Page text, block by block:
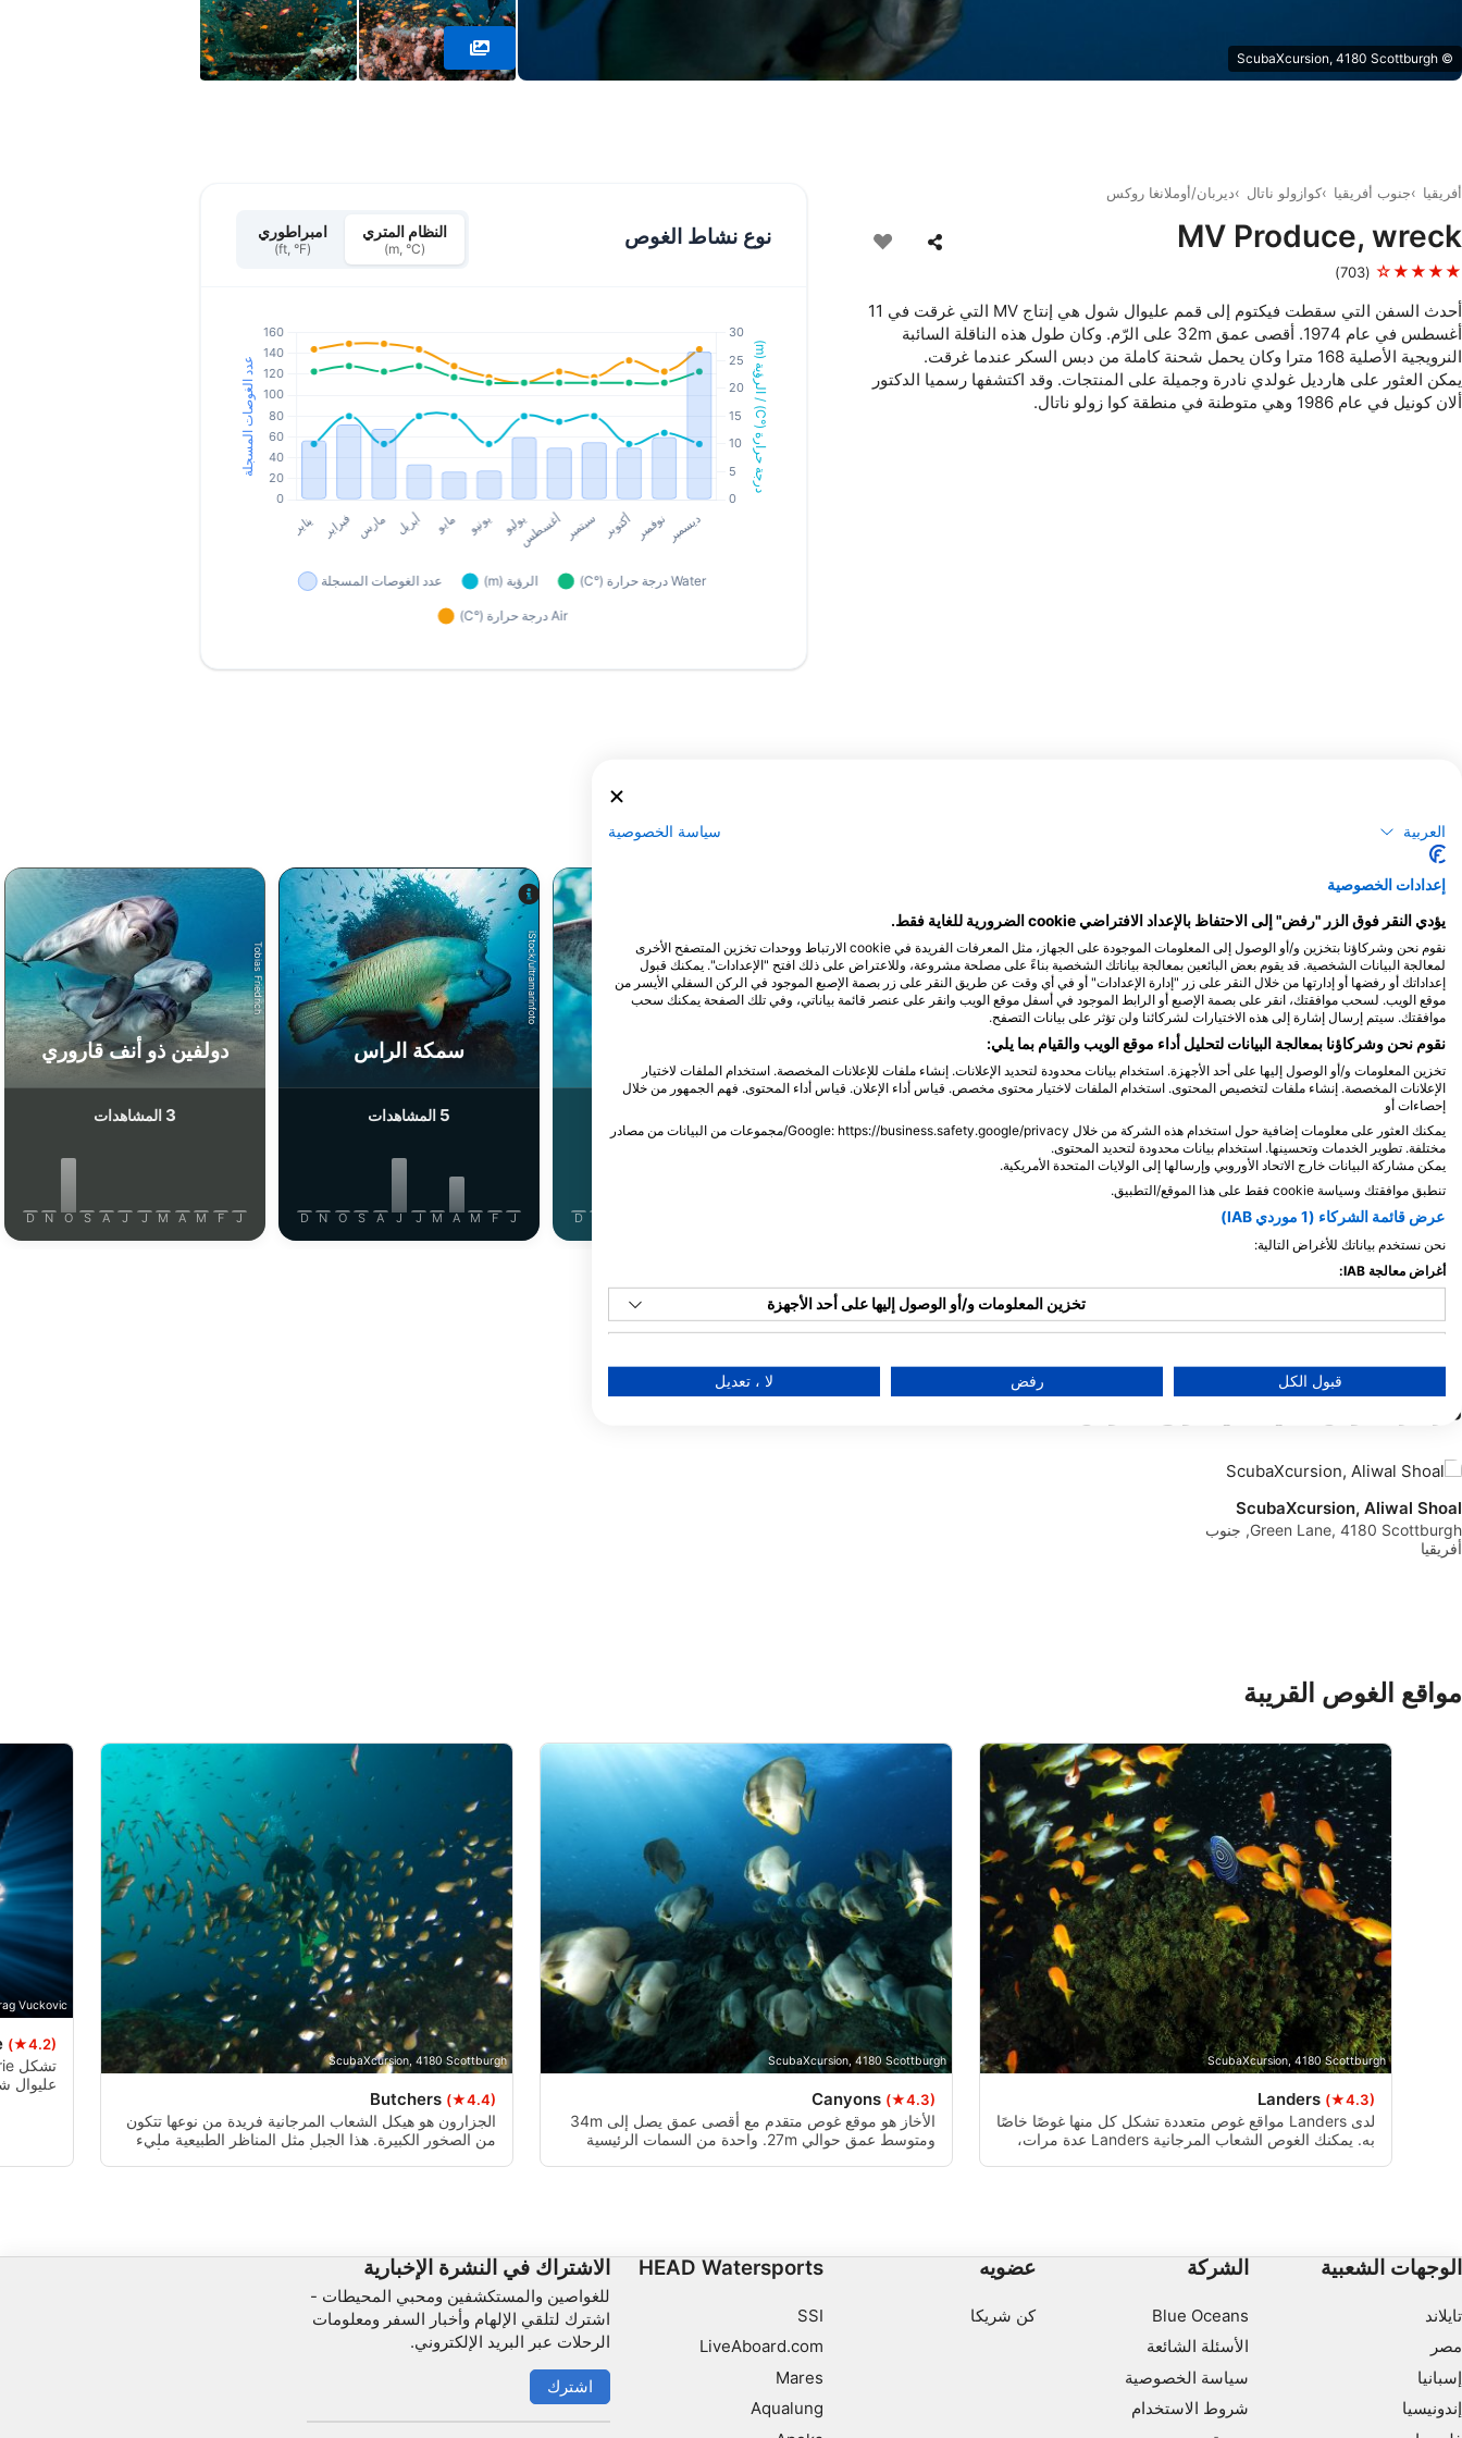
© ScubaXcursion, 4180 Scottburgh
أفريقيا جنوب أفريقيا كوازولو ناتال ديربان/أوملانغا روكس
MV Produce, wreck
★★★★☆
(703)
أحدث السفن التي سقطت فيكتوم إلى قمم عليوال شول هي إنتاج MV التي غرقت في 11
أغسطس في عام 1974. أقصى عمق 32m على الرّم. وكان طول هذه الناقلة السائبة
النرويجية الأصلية 168 مترا وكان يحمل شحنة كاملة من دبس السكر عندما غرقت.
يمكن العثور على هارديل غولدي نادرة وجميلة على المنتجات. وقد اكتشفها رسميا الدكتور
ألان كونيل في عام 1986 وهي متوطنة في منطقة كوا زولو ناتال.
نوع نشاط الغوص النظام المتري
(m, °C)
امبراطوري
(ft, °F)
تعتمد مشاهدات الحياة البرية على المحتوى الذي ينشئه المستخدم
iStock/HakBak1979
قرش الثور
J
F
M
A
M
J
J
Alamy-WaterFrame
أنقليس موراي
iStock/Dimitrios Stefanidis
D
iStock/ultramarinfoto
سمكة الراس
5 المشاهدات
J
F
M
A
M
J
J
A
S
O
N
D
Tobias Friedrich
دولفين ذو أنف قاروري
3 المشاهدات
J
F
M
A
M
J
J
A
S
O
N
D
مراكز الغوص التي تلبي موقع الغوص هذا
ScubaXcursion, Aliwal Shoal
Green Lane, 4180 Scottburgh, جنوب
أفريقيا
مواقع الغوص القريبة
ScubaXcursion, 4180 Scottburgh
Landers (★4.3)
لدى Landers مواقع غوص متعددة تشكل كل منها غوصًا خاصًا
به. يمكنك الغوص الشعاب المرجانية Landers عدة مرات،
ScubaXcursion, 4180 Scottburgh
Canyons (★4.3)
الأخاز هو موقع غوص متقدم مع أقصى عمق يصل إلى 34m
ومتوسط عمق حوالي 27m. واحدة من السمات الرئيسية
ScubaXcursion, 4180 Scottburgh
Butchers (★4.4)
الجزارون هو هيكل الشعاب المرجانية فريدة من نوعها تتكون
من الصخور الكبيرة. هذا الجبل مثل المناظر الطبيعية مليء
Vuckovic
(★4.2)
الوجهات الشعبية
تايلاند
مصر
إسبانيا
إندونيسيا
الشركة
Blue Oceans
الأسئلة الشائعة
سياسة الخصوصية
شروط الاستخدام
عضويه
كن شريكا
HEAD Watersports
SSI
LiveAboard.com
Mares
Aqualung
الاشتراك في النشرة الإخبارية
للغواصين والمستكشفين ومحبي المحيطات -
اشترك لتلقي الإلهام وأخبار السفر ومعلومات
الرحلات عبر البريد الإلكتروني.
اشترك
العربية سياسة الخصوصية
إعدادات الخصوصية
يؤدي النقر فوق الزر "رفض" إلى الاحتفاظ بالإعداد الافتراضي cookie الضرورية للغاية فقط.
نقوم نحن وشركاؤنا بتخزين و/أو الوصول إلى المعلومات الموجودة على الجهاز، مثل المعرفات الفريدة في cookie الارتباط ووحدات تخزين المتصفح الأخرى
لمعالجة البيانات الشخصية. قد يقوم بعض البائعين بمعالجة بياناتك الشخصية بناءً على مصلحة مشروعة، وللاعتراض على ذلك افتح "الإعدادات". يمكنك قبول
إعداداتك أو رفضها أو إدارتها من خلال النقر على زر "إدارة الإعدادات" أو في أي وقت عن طريق النقر على زر بصمة الإصبع الموجود في الركن السفلي الأيسر من
موقع الويب. لسحب موافقتك، انقر على بصمة الإصبع أو الرابط الموجود في أسفل موقع الويب وانقر على عنصر قائمة بياناتي، وفي تلك الصفحة يمكنك سحب
موافقتك. سيتم إرسال إشارة إلى هذه الاختيارات لشركائنا ولن تؤثر على بيانات التصفح.
نقوم نحن وشركاؤنا بمعالجة البيانات لتحليل أداء موقع الويب والقيام بما يلي:
تخزين المعلومات و/أو الوصول إليها على أحد الأجهزة. استخدام بيانات محدودة لتحديد الإعلانات. إنشاء ملفات للإعلانات المخصصة. استخدام الملفات لاختيار
الإعلانات المخصصة. إنشاء ملفات لتخصيص المحتوى. استخدام الملفات لاختيار محتوى مخصص. قياس أداء الإعلان. قياس أداء المحتوى. فهم الجمهور من خلال
إحصاءات أو
يمكنك العثور على معلومات إضافية حول استخدام هذه الشركة من خلال Google: https://business.safety.google/privacy/مجموعات من البيانات من مصادر
مختلفة. تطوير الخدمات وتحسينها. استخدام بيانات محدودة لتحديد المحتوى.
يمكن مشاركة البيانات خارج الاتحاد الأوروبي وإرسالها إلى الولايات المتحدة الأمريكية.
تنطبق موافقتك وسياسة cookie فقط على هذا الموقع/التطبيق.
عرض قائمة الشركاء (1 موردي IAB)
نحن نستخدم بياناتك للأغراض التالية:
أغراض معالجة IAB:
تخزين المعلومات و/أو الوصول إليها على أحد الأجهزة
إنشاء ملفات للإعلانات المخصصة
استخدام بيانات محدودة لتحديد المحتوى
استخدام بيانات الموقع الجغرافي الدقيقة
تحديد الأجهزة بناءً على المعلومات المطلوبة فعلياً.
أغراض المعالجة غير المتعلقة بـ IAB:
ضروري
الأداء
الوظائف
الإعلان
قبول الكل رفض لا ، تعديل